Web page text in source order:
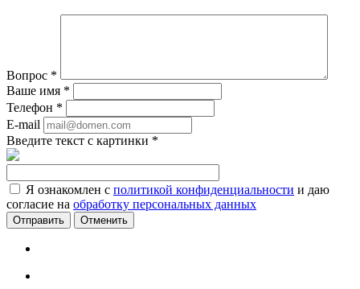
Вопрос *
Ваше имя *
Телефон *
E-mail
Введите текст с картинки *
Я ознакомлен с политикой конфиденциальности и даю
согласие на обработку персональных данных
Отменить